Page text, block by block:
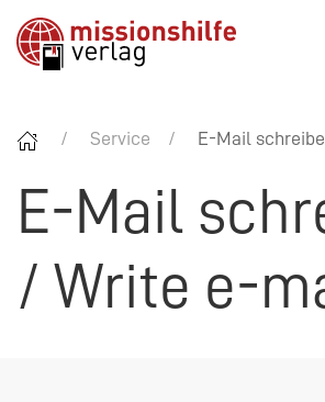
Service E-Mail
E-Mail
/ Write e-